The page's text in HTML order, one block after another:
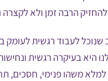
להחזיק הרבה זמן ולא לקצרה
שנוכל לעבוד רגשית לעומק
היא בעיקרה רגשית
משהו פנימי, חסכים,